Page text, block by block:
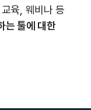
육, 웨비나 등
는 툴에 대한